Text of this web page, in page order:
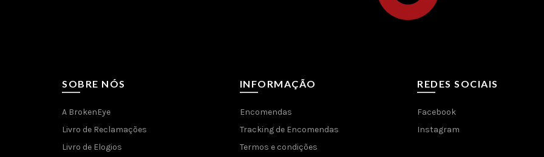
SOBRE NÓS
A BrokenEye
Livro de Reclamações
Livro de Elogios
INFORMAÇÃO
Encomendas
Tracking de Encomendas
Termos e condições
REDES SOCIAIS
Facebook
Instagram